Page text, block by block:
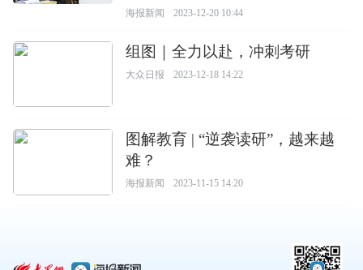
海报新闻 2023-12-20 10:44
组图｜全力以赴，冲刺考研
大众日报 2023-12-18 14:22
图解教育 | “逆袭读研”，越来越
难？
海报新闻 2023-11-15 14:20